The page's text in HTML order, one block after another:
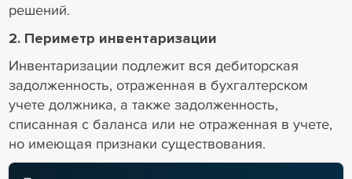
решений.
2. Периметр инвентаризации
Инвентаризации подлежит вся дебиторская
задолженность, отраженная в бухгалтерском
учете должника, а также задолженность,
списанная с баланса или не отраженная в учете,
но имеющая признаки существования.